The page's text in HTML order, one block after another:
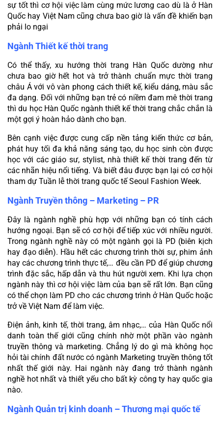
sự tốt thì cơ hội việc làm cùng mức lương cao dù là ở Hàn
Quốc hay Việt Nam cũng chưa bao giờ là vấn đề khiến bạn
phải lo ngại
Ngành Thiết kế thời trang
Có thể thấy, xu hướng thời trang Hàn Quốc dường như
chưa bao giờ hết hot và trở thành chuẩn mực thời trang
châu Á với vô vàn phong cách thiết kế, kiểu dáng, màu sắc
đa dạng. Đối với những bạn trẻ có niềm đam mê thời trang
thì du học Hàn Quốc ngành thiết kế thời trang chắc chắn là
một gợi ý hoàn hảo dành cho bạn.
Bên cạnh việc được cung cấp nền tảng kiến thức cơ bản,
phát huy tối đa khả năng sáng tạo, du học sinh còn được
học với các giáo sư, stylist, nhà thiết kế thời trang đến từ
các nhãn hiệu nổi tiếng. Và biết đâu được bạn lại có cơ hội
tham dự Tuần lễ thời trang quốc tế Seoul Fashion Week.
Ngành Truyền thông – Marketing – PR
Đây là ngành nghề phù hợp với những bạn có tính cách
hướng ngoại. Bạn sẽ có cơ hội để tiếp xúc với nhiều người.
Trong ngành nghề này có một ngành gọi là PD (biên kịch
hay đạo diễn). Hầu hết các chương trình thời sự, phim ảnh
hay các chương trình thực tế,… đều cần PD để giúp chương
trình đặc sắc, hấp dẫn và thu hút người xem. Khi lựa chọn
ngành này thì cơ hội việc làm của bạn sẽ rất lớn. Bạn cũng
có thể chọn làm PD cho các chương trình ở Hàn Quốc hoặc
trở về Việt Nam để làm việc.
Điện ảnh, kinh tế, thời trang, âm nhạc,… của Hàn Quốc nổi
danh toàn thế giới cũng chính nhờ một phần vào ngành
truyền thông và marketing. Chẳng lý do gì mà không học
hỏi tài chính đất nước có ngành Marketing truyền thông tốt
nhất thế giới này. Hai ngành này đang trở thành ngành
nghề hot nhất và thiết yếu cho bất kỳ công ty hay quốc gia
nào.
Ngành Quản trị kinh doanh – Thương mại quốc tế